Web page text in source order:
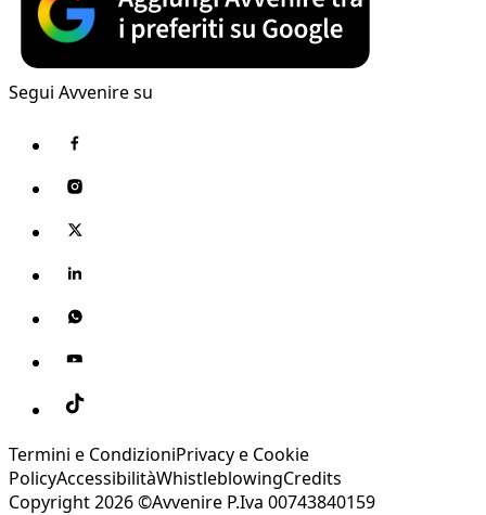
Segui Avvenire su
Termini e CondizioniPrivacy e Cookie
PolicyAccessibilitàWhistleblowingCredits
Copyright 2026 ©Avvenire P.Iva 00743840159